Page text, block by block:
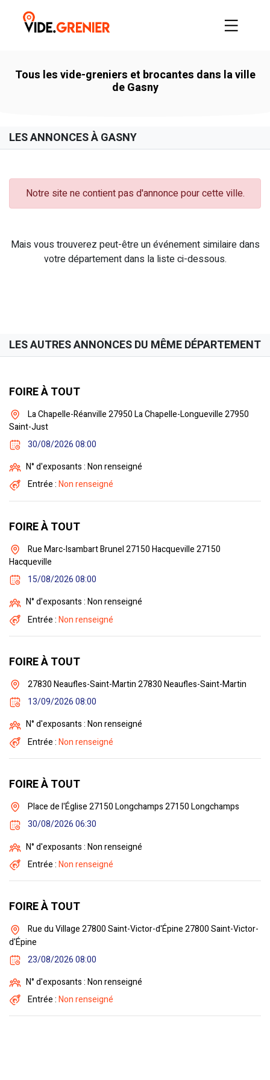
Tous les vide-greniers et brocantes dans la ville
de Gasny
LES ANNONCES À GASNY
Notre site ne contient pas d'annonce pour cette ville.
Mais vous trouverez peut-être un événement similaire dans
votre département dans la liste ci-dessous.
LES AUTRES ANNONCES DU MÊME DÉPARTEMENT
FOIRE À TOUT
La Chapelle-Réanville 27950 La Chapelle-Longueville 27950
Saint-Just
30/08/2026 08:00
N° d'exposants : Non renseigné
Entrée :Non renseigné
FOIRE À TOUT
Rue Marc-Isambart Brunel 27150 Hacqueville 27150
Hacqueville
15/08/2026 08:00
N° d'exposants : Non renseigné
Entrée :Non renseigné
FOIRE À TOUT
27830 Neaufles-Saint-Martin 27830 Neaufles-Saint-Martin
13/09/2026 08:00
N° d'exposants : Non renseigné
Entrée :Non renseigné
FOIRE À TOUT
Place de l'Église 27150 Longchamps 27150 Longchamps
30/08/2026 06:30
N° d'exposants : Non renseigné
Entrée :Non renseigné
FOIRE À TOUT
Rue du Village 27800 Saint-Victor-d'Épine 27800 Saint-Victor-
d'Épine
23/08/2026 08:00
N° d'exposants : Non renseigné
Entrée :Non renseigné